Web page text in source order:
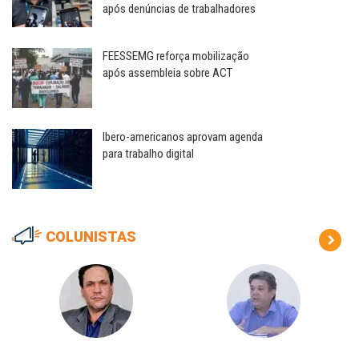
após denúncias de trabalhadores
FEESSEMG reforça mobilização
após assembleia sobre ACT
Ibero-americanos aprovam agenda
para trabalho digital
COLUNISTAS